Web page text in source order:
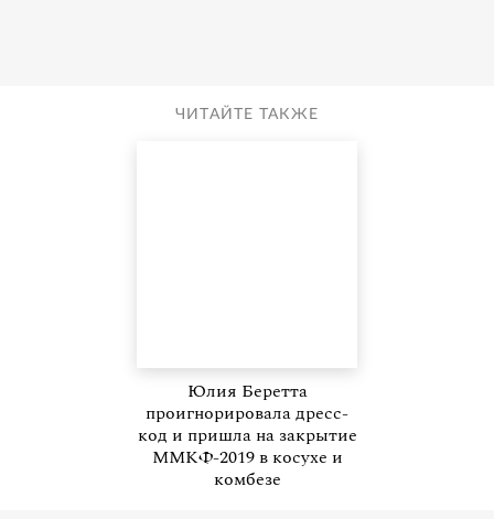
ЧИТАЙТЕ ТАКЖЕ
Юлия Беретта
проигнорировала дресс-
код и пришла на закрытие
ММКФ-2019 в косухе и
комбезе